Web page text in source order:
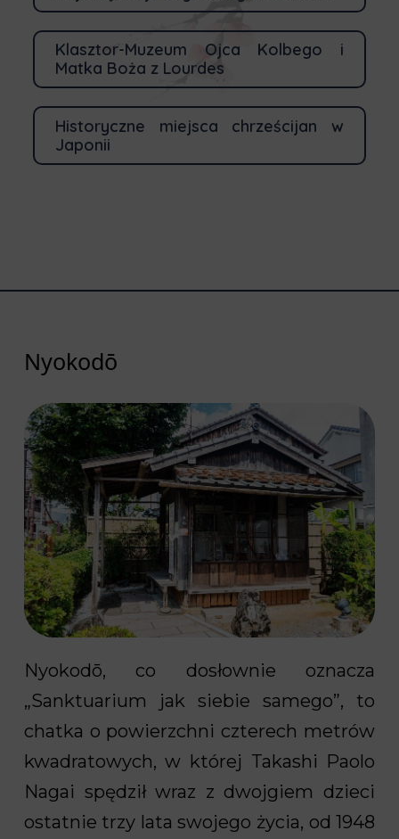
Klasztor-Muzeum Ojca Kolbego i
Matka Boża z Lourdes
Historyczne miejsca chrześcijan w
Japonii
Nyokodō
Nyokodō, co dosłownie oznacza
„Sanktuarium jak siebie samego”, to
chatka o powierzchni czterech metrów
kwadratowych, w której Takashi Paolo
Nagai spędził wraz z dwojgiem dzieci
ostatnie trzy lata swojego życia, od 1948